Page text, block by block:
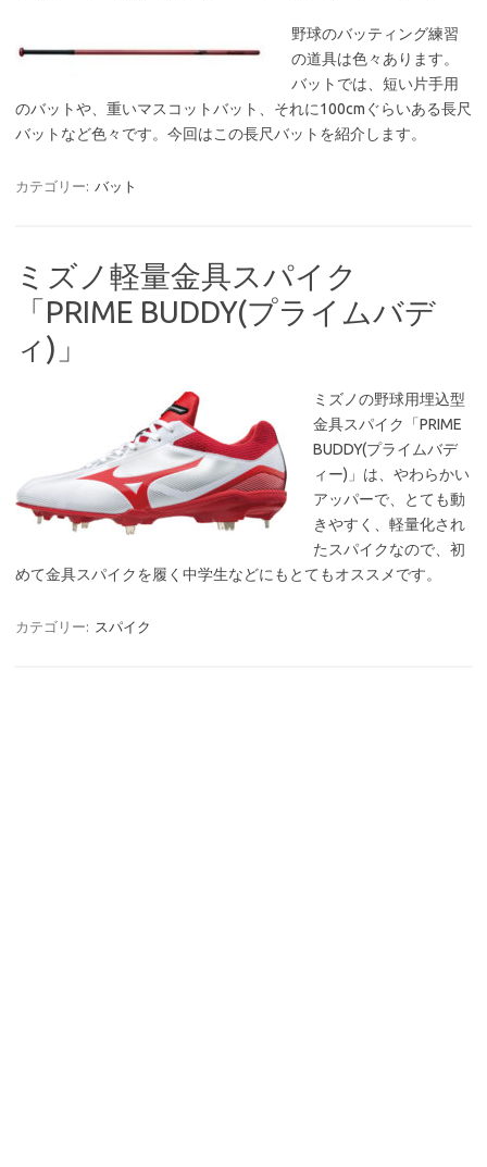
野球のバッティング練習
の道具は色々あります。
バットでは、短い片手用
のバットや、重いマスコットバット、それに100cmぐらいある長尺
バットなど色々です。今回はこの長尺バットを紹介します。
カテゴリー: バット
ミズノ軽量金具スパイク
「PRIME BUDDY(プライムバデ
ィ)」
ミズノの野球用埋込型
金具スパイク「PRIME
BUDDY(プライムバデ
ィー)」は、やわらかい
アッパーで、とても動
きやすく、軽量化され
たスパイクなので、初
めて金具スパイクを履く中学生などにもとてもオススメです。
カテゴリー: スパイク